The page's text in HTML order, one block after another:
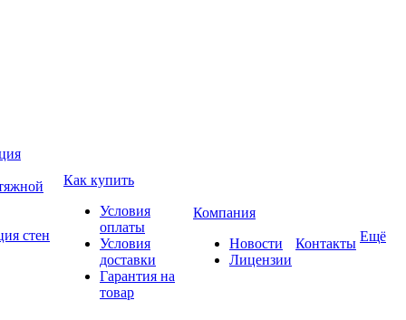
стен
Как купить
Условия
оплаты
Условия
доставки
Гарантия на
товар
Компания
Новости
Лицензии
Контакты Ещё